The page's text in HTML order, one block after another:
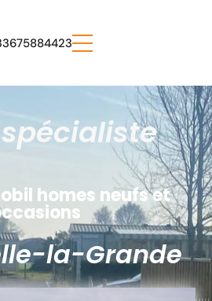
homes neufs et
la-Grande